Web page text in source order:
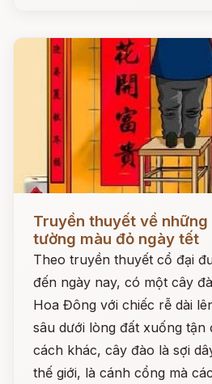
Đọc ngay
Truyền thuyết về
tường màu đỏ ngày tết
Theo truyền thuyết cổ đại
đến ngày nay, có một cây
Hoa Đông với chiếc rễ dài
sâu dưới lòng đất xuống tận
cách khác, cây đào là sợi
thế giới, là cánh cổng mà